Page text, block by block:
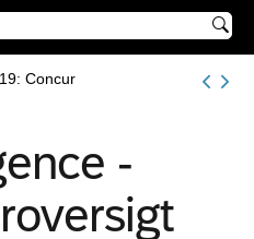

Concur
-